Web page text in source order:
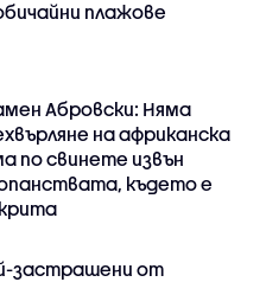
плажове
Абровски: Няма
на африканска
по свинете извън
където е
застрашени от